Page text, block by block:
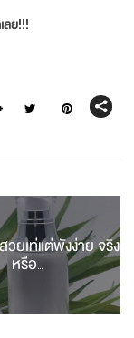
ลย!!!
ยเท่แต่พังง่าย จริง
หรือ…